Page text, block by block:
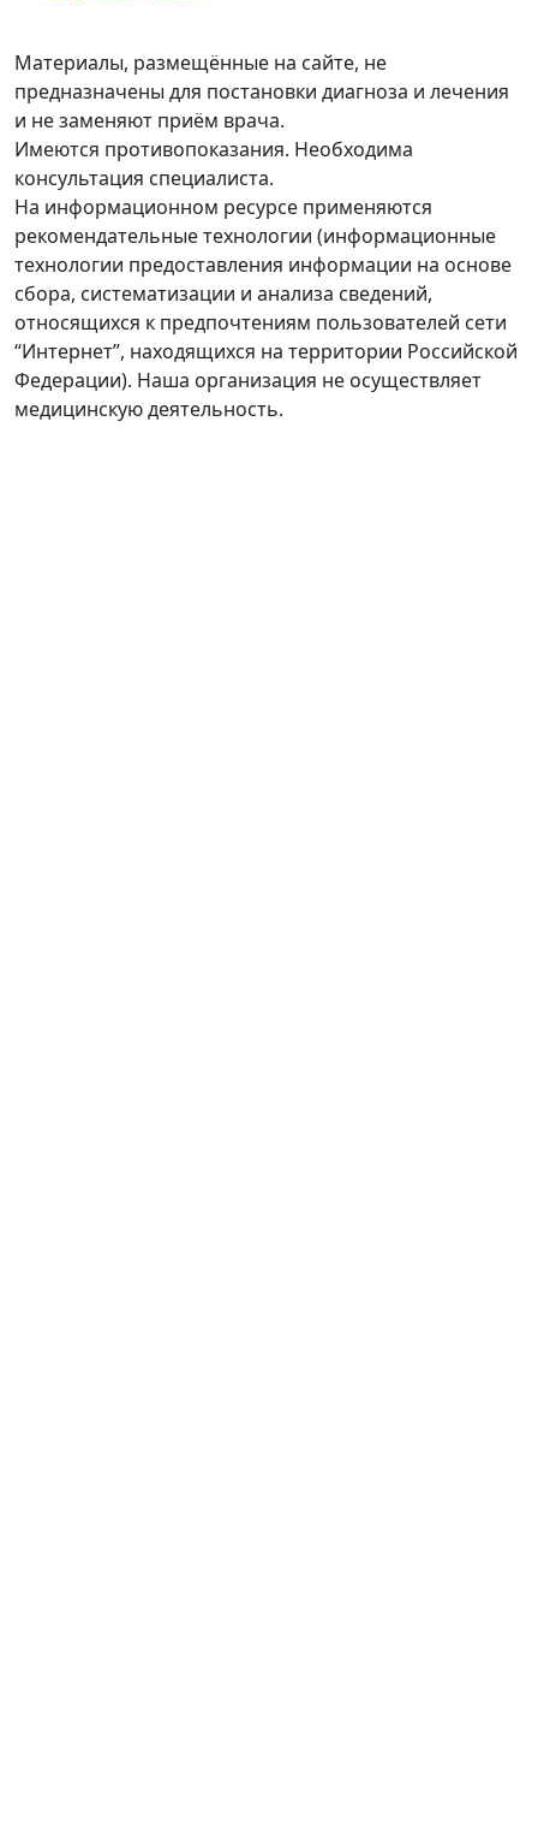
Материалы, размещённые на сайте, не
предназначены для постановки диагноза и лечения
и не заменяют приём врача.
Имеются противопоказания. Необходима
консультация специалиста.
На информационном ресурсе применяются
рекомендательные технологии (информационные
технологии предоставления информации на основе
сбора, систематизации и анализа сведений,
относящихся к предпочтениям пользователей сети
“Интернет”, находящихся на территории Российской
Федерации). Наша организация не осуществляет
медицинскую деятельность.